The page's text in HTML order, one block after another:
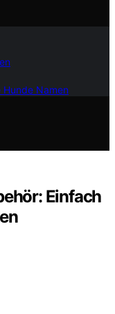
Hunde Namen
Einfach